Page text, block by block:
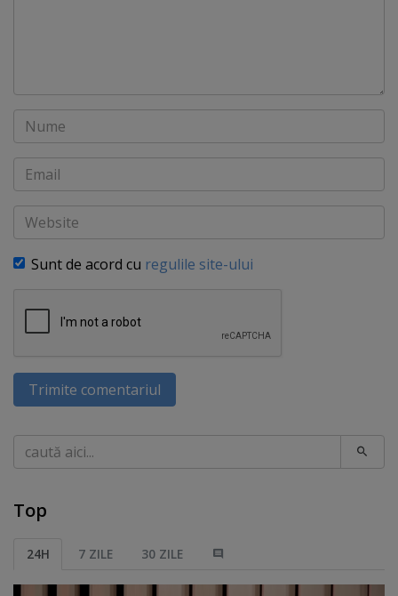
Nume
Email
Website
Sunt de acord cu regulile site-ului
Trimite comentariul
Caută
Top
24H 7 ZILE 30 ZILE